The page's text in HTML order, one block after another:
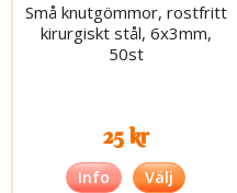
Små knutgömmor, rostfritt
kirurgiskt stål, 6x3mm,
50st
25 kr
Info Välj